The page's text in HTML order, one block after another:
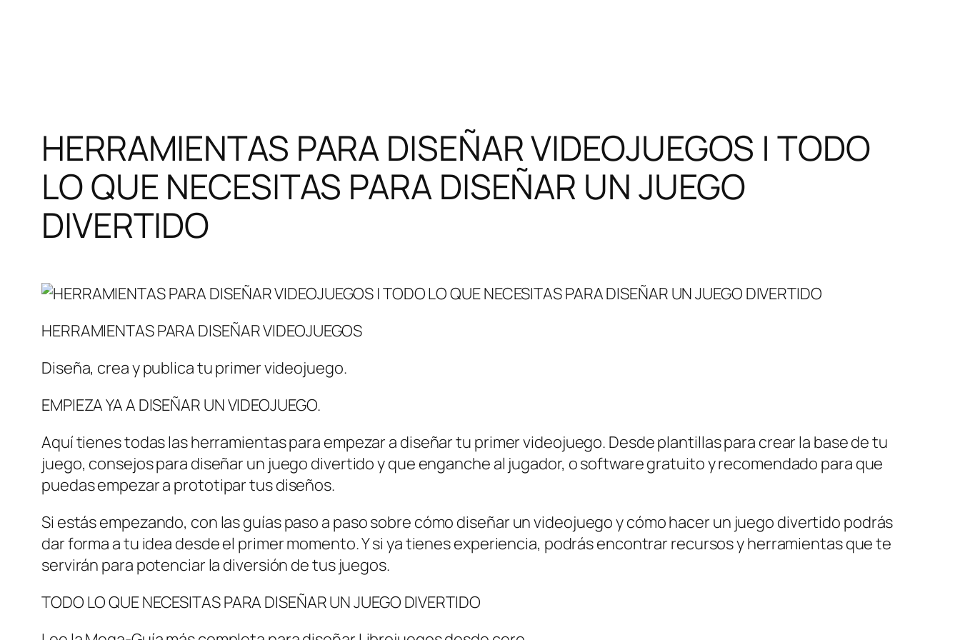
HERRAMIENTAS PARA DISEÑAR VIDEOJUEGOS | TODO
LO QUE NECESITAS PARA DISEÑAR UN JUEGO
DIVERTIDO
HERRAMIENTAS PARA DISEÑAR VIDEOJUEGOS
Diseña, crea y publica tu primer videojuego.
EMPIEZA YA A DISEÑAR UN VIDEOJUEGO.
Aquí tienes todas las herramientas para empezar a diseñar tu primer videojuego. Desde plantillas para crear la base de tu
juego, consejos para diseñar un juego divertido y que enganche al jugador, o software gratuito y recomendado para que
puedas empezar a prototipar tus diseños.
Si estás empezando, con las guías paso a paso sobre cómo diseñar un videojuego y cómo hacer un juego divertido podrás
dar forma a tu idea desde el primer momento. Y si ya tienes experiencia, podrás encontrar recursos y herramientas que te
servirán para potenciar la diversión de tus juegos.
TODO LO QUE NECESITAS PARA DISEÑAR UN JUEGO DIVERTIDO